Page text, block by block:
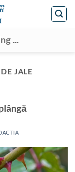
...
JALE